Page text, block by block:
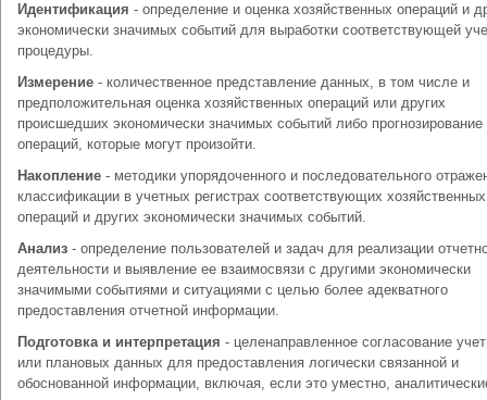
Идентификация - определение и оценка хозяйственных операций и
экономически значимых событий для выработки соответствующей
процедуры.
Измерение - количественное представление данных, в том числе и
предположительная оценка хозяйственных операций или других
происшедших экономически значимых событий либо прогнозирование
операций, которые могут произойти.
Накопление - методики упорядоченного и последовательного
классификации в учетных регистрах соответствующих хозяйственных
операций и других экономически значимых событий.
Анализ - определение пользователей и задач для реализации
деятельности и выявление ее взаимосвязи с другими экономически
значимыми событиями и ситуациями с целью более адекватного
предоставления отчетной информации.
Подготовка и интерпретация - целенаправленное согласование
или плановых данных для предоставления логически связанной и
обоснованной информации, включая, если это уместно,